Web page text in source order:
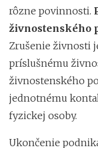
rôzne povinnosti.
živnostenského
Zrušenie živnosti
príslušnému
živnostenského
jednotnému
fyzickej osoby.
Ukončenie